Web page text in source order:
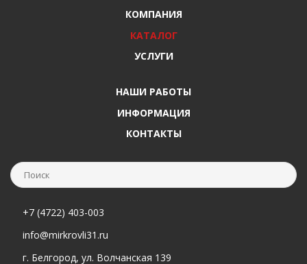
КОМПАНИЯ
КАТАЛОГ
УСЛУГИ
НАШИ РАБОТЫ
ИНФОРМАЦИЯ
КОНТАКТЫ
+7 (4722) 403-003
info@mirkrovli31.ru
г. Белгород, ул. Волчанская 139